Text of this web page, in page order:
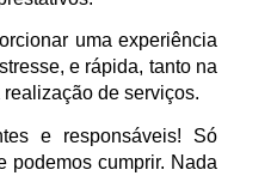
uma experiência
e rápida, tanto na
de serviços.
e responsáveis! Só
podemos cumprir. Nada